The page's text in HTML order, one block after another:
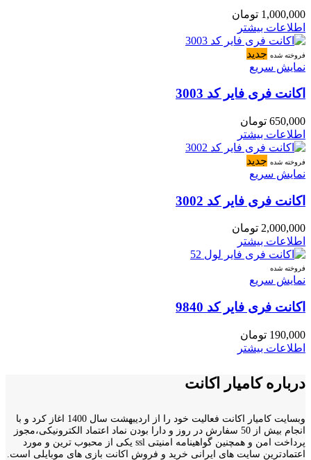
1,000,000 تومان
اطلاعات بیشتر
فروخته شده جدید
نمایش سریع
اکانت فری فایر کد 3003
650,000 تومان
اطلاعات بیشتر
فروخته شده جدید
نمایش سریع
اکانت فری فایر کد 3002
2,000,000 تومان
اطلاعات بیشتر
فروخته شده
نمایش سریع
اکانت فری فایر کد 9840
190,000 تومان
اطلاعات بیشتر
درباره کامیار اکانت
وبسایت کامیار اکانت فعالیت خود را از اردیبهشت سال 1400 اغاز کرد و با
انجام بیش از 50 سفارش در روز و دارا بودن نماد اعتماد الکترونیکی،مجوز
پرداخت امن و همچنین گواهینامه امنیتی ssl یکی از محبوب ترین و مورد
اعتمادترین سایت های ایرانی خرید و فروش اکانت بازی های موبایلی است.